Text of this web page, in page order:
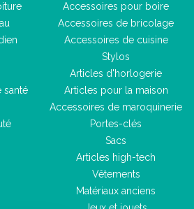
santé
Accessoires pour boire
Accessoires de bricolage
Accessoires de cuisine
Stylos
Articles d'horlogerie
Articles pour la maison
Accessoires de maroquinerie
Portes-clés
Sacs
Articles high-tech
Vêtements
Matériaux anciens